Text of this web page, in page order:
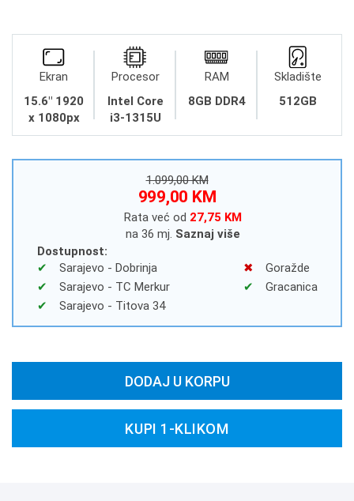
Ekran
15.6" 1920
x 1080px
Procesor
Intel Core
i3-1315U
RAM
8GB DDR4
Skladište
512GB
1.099,00 KM
999,00 KM
Rata već od 27,75 KM
na 36 mj. Saznaj više
Dostupnost:
Sarajevo - Dobrinja
Sarajevo - TC Merkur
Sarajevo - Titova 34
Goražde
Gracanica
DODAJ U KORPU
KUPI 1-KLIKOM